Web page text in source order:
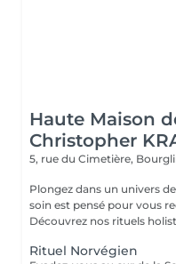
Haute Maison
Christopher
5, rue du Cimetière,
Plongez dans un univers
soin est pensé pour vous
Découvrez nos rituels
Rituel Norvégien